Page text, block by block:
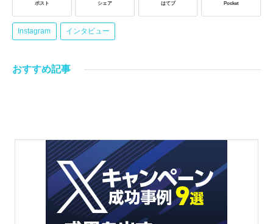
ポスト シェア はてブ Pocket
Instagram インタビュー
おすすめ記事